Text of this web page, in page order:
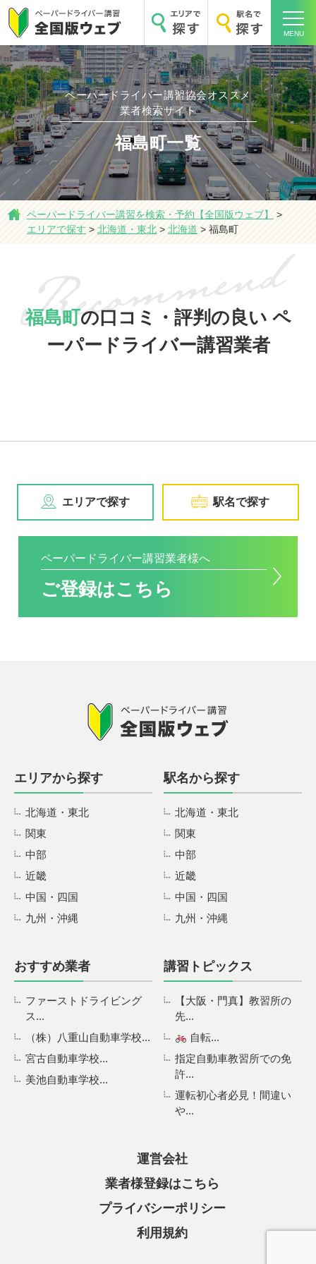
MENU
ホーム
エリアで探す
駅名で探す
講習トピックス
業者様登録はこちら
ペーパードライバー講習協会オススメ
業者検索サイト
福島町一覧
ペーパードライバー講習を検索・予約【全国版ウェブ】
>
エリアで探す > 北海道・東北 > 北海道 > 福島町
福島町の口コミ・評判の良い ペ
ーパードライバー講習業者
エリアで探す 駅名で探す
ペーパードライバー講習業者様へ
ご登録はこちら
エリアから探す
北海道・東北
関東
中部
近畿
中国・四国
九州・沖縄
駅名から探す
北海道・東北
関東
中部
近畿
中国・四国
九州・沖縄
おすすめ業者
ファーストドライビング
ス...
（株）八重山自動車学校...
宮古自動車学校...
美池自動車学校...
講習トピックス
【大阪・門真】教習所の
先...
自転...
指定自動車教習所での免
許...
運転初心者必見！間違い
や...
運営会社
業者様登録はこちら
プライバシーポリシー
利用規約